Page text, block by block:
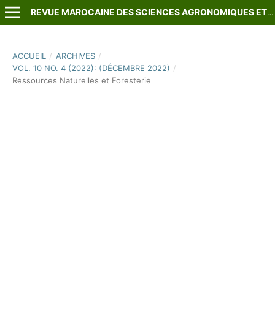
REVUE MAROCAINE DES SCIENCES AGRONOMIQUES ET VÉTÉRINAIRES
ACCUEIL / ARCHIVES /
VOL. 10 NO. 4 (2022): (DÉCEMBRE 2022) /
Ressources Naturelles et Foresterie